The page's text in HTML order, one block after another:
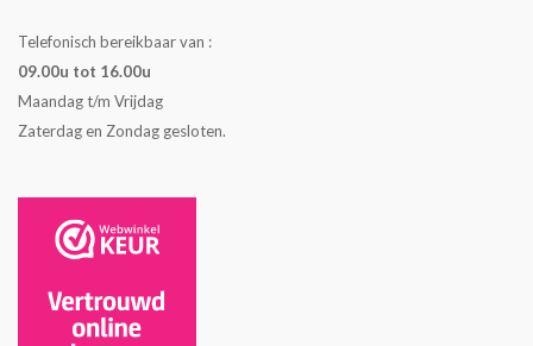
Telefonisch bereikbaar van :
09.00u tot 16.00u
Maandag t/m Vrijdag
Zaterdag en Zondag gesloten.